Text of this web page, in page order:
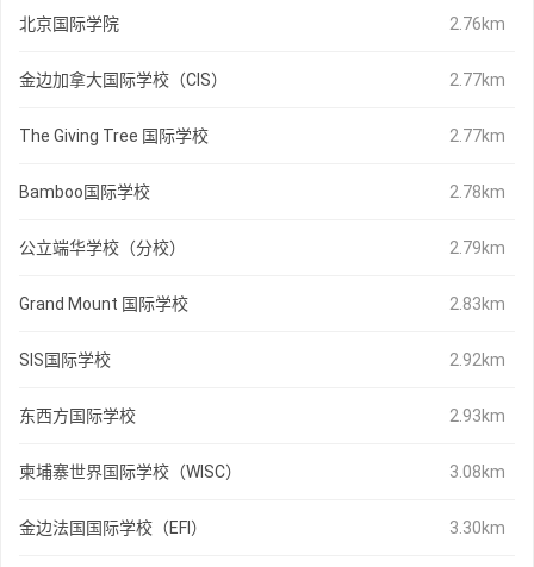
北京国际学院 2.76km
金边加拿大国际学校（CIS） 2.77km
The Giving Tree 国际学校 2.77km
Bamboo国际学校 2.78km
公立端华学校（分校） 2.79km
Grand Mount 国际学校 2.83km
SIS国际学校 2.92km
东西方国际学校 2.93km
柬埔寨世界国际学校（WISC） 3.08km
金边法国国际学校（EFI） 3.30km